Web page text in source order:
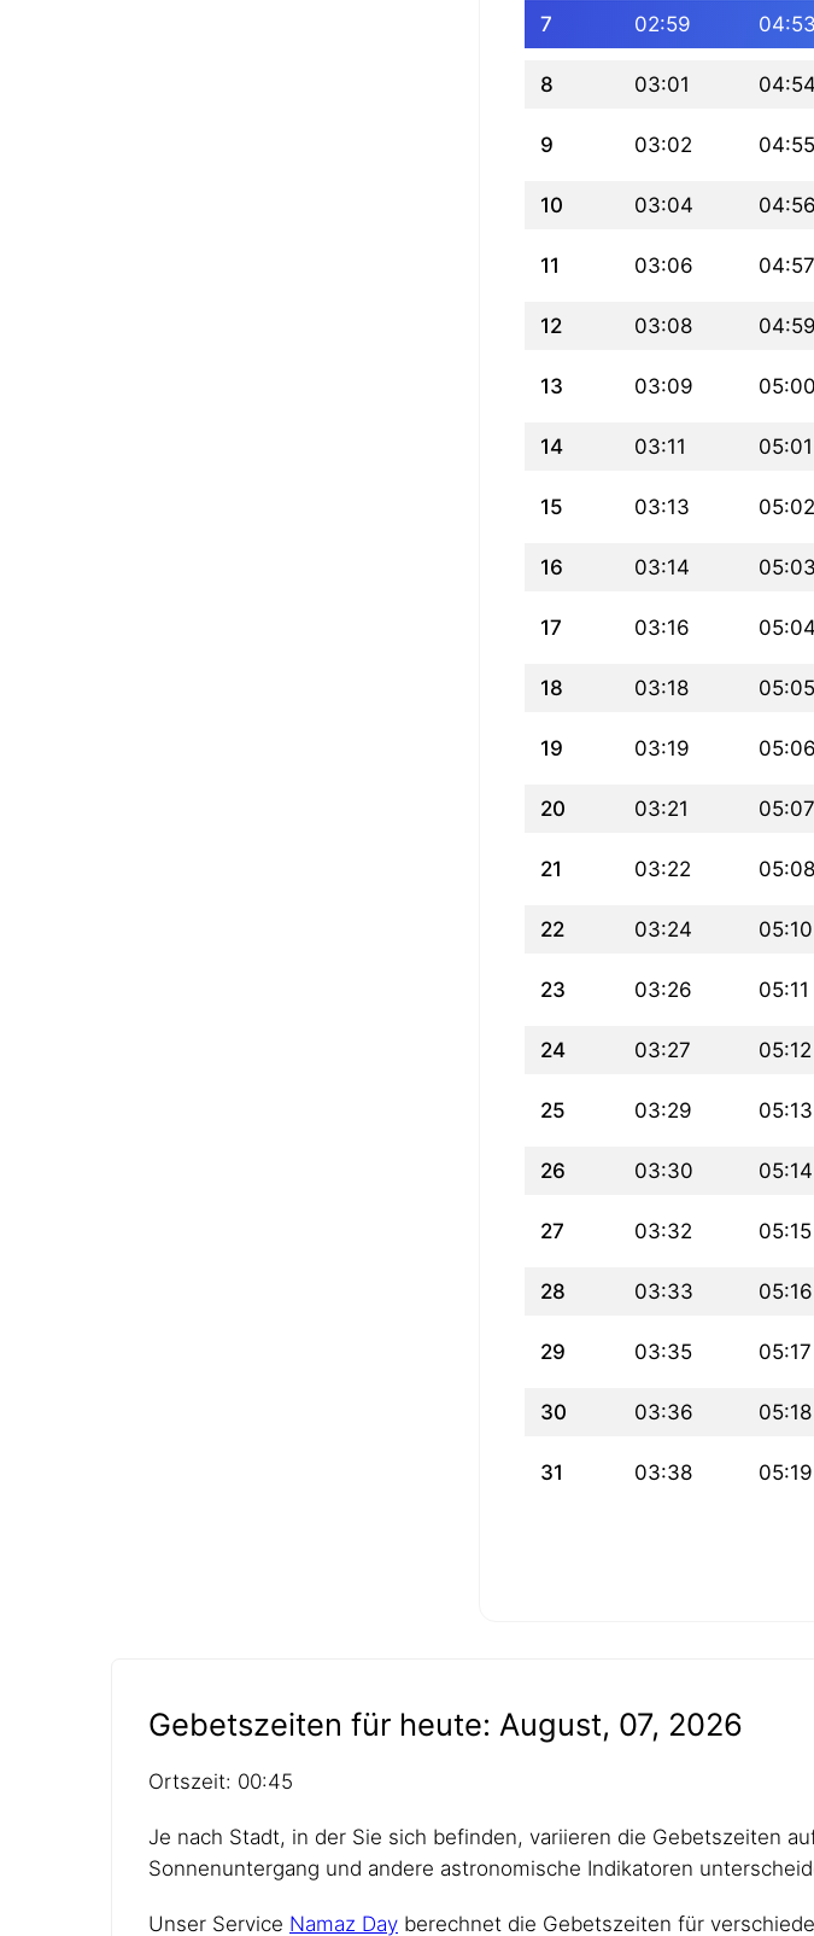
7 02:59 04:53
8 03:01 04:54
9 03:02 04:55
10 03:04 04:56
11 03:06 04:57
12 03:08 04:59
13 03:09 05:00
14 03:11 05:01
15 03:13 05:02
16 03:14 05:03
17 03:16 05:04
18 03:18 05:05
19 03:19 05:06
20 03:21 05:07
21 03:22 05:08
22 03:24 05:10
23 03:26 05:11
24 03:27 05:12
25 03:29 05:13
26 03:30 05:14
27 03:32 05:15
28 03:33 05:16
29 03:35 05:17
30 03:36 05:18
31 03:38 05:19
Gebetszeiten für heute: August, 07, 2026
Ortszeit: 00:45
Je nach Stadt, in der Sie sich befinden, variieren die Gebetszeiten
Sonnenuntergang und andere astronomische Indikatoren
Unser Service Namaz Day berechnet die Gebetszeiten für